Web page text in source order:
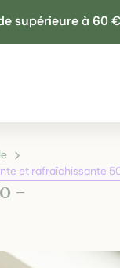
supérieure à 60 €
et rafraîchissante
–